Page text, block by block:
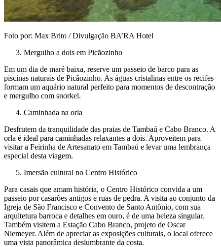
Foto por: Max Brito / Divulgação BA’RA Hotel
Mergulho a dois em Picãozinho
Em um dia de maré baixa, reserve um passeio de barco para as
piscinas naturais de Picãozinho. As águas cristalinas entre os recifes
formam um aquário natural perfeito para momentos de descontração
e mergulho com snorkel.
Caminhada na orla
Desfrutem da tranquilidade das praias de Tambaú e Cabo Branco. A
orla é ideal para caminhadas relaxantes a dois. Aproveitem para
visitar a Feirinha de Artesanato em Tambaú e levar uma lembrança
especial desta viagem.
Imersão cultural no Centro Histórico
Para casais que amam história, o Centro Histórico convida a um
passeio por casarões antigos e ruas de pedra. A visita ao conjunto da
Igreja de São Francisco e Convento de Santo Antônio, com sua
arquitetura barroca e detalhes em ouro, é de uma beleza singular.
Também visitem a Estação Cabo Branco, projeto de Oscar
Niemeyer. Além de apreciar as exposições culturais, o local oferece
uma vista panorâmica deslumbrante da costa.